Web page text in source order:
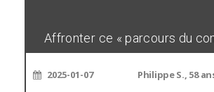
Affronter ce « parcours du
2025-01-07 Philippe S., 58